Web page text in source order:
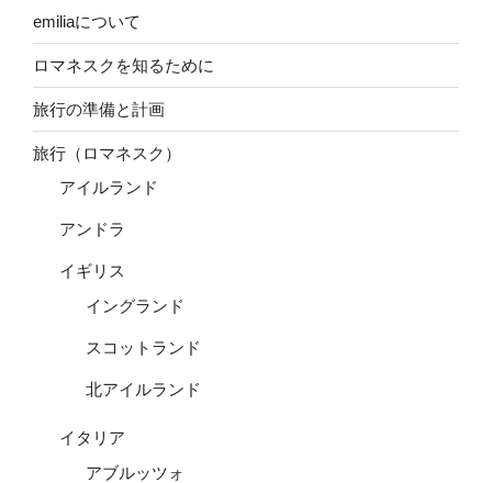
emiliaについて
ロマネスクを知るために
旅行の準備と計画
旅行（ロマネスク）
アイルランド
アンドラ
イギリス
イングランド
スコットランド
北アイルランド
イタリア
アブルッツォ